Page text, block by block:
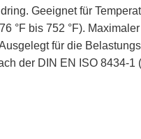
Geeignet für
°F bis 752 °F).
für die
der DIN EN ISO 8434-1